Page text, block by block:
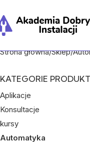
Strona główna Sklep
KATEGORIE
Aplikacje
Konsultacje
kursy
Automatyka